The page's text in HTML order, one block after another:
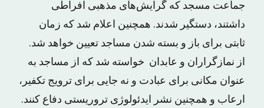
جماعت مسجد که گرایش‌های مذهبی افراطی
داشتند، دستگیر شدند. همچنین اعلام شد که زمان
ثابتی برای باز و بسته شدن مساجد تعیین خواهد شد.
از نمازگراران و عابدان خواسته شد که از مساجد به
عنوان مکانی برای عبادت و نه جایی برای ترویج تکفیر،
ارعاب و همچنین نشر ایدئولوژی تروریستی دفاع کنند.